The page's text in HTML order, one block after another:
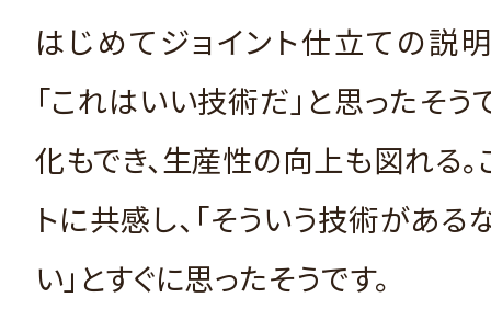
はじめてジョイント仕立ての説
「これはいい技術だ」と思ったそう
化もでき、生産性の向上も図れる。
トに共感し、「そういう技術がある
い」とすぐに思ったそうです。